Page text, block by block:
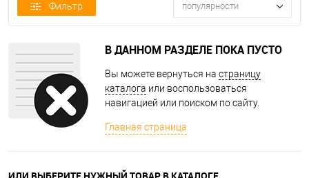
Фильтр популярности
В ДАННОМ РАЗДЕЛЕ ПОКА ПУСТО
Вы можете вернуться на страницу
каталога или воспользоваться
навигацией или поиском по сайту.
Главная страница